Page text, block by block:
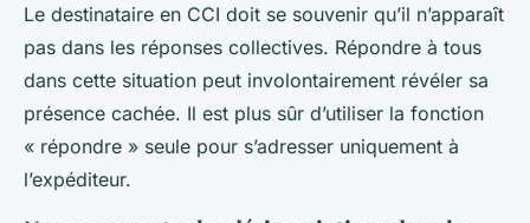
Le destinataire en CCI doit se souvenir qu’il n’apparaît
pas dans les réponses collectives. Répondre à tous
dans cette situation peut involontairement révéler sa
présence cachée. Il est plus sûr d’utiliser la fonction
« répondre » seule pour s’adresser uniquement à
l’expéditeur.